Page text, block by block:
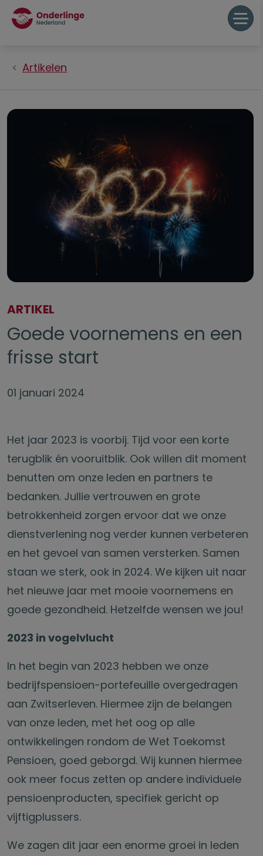
Artikelen
ARTIKEL
Goede voornemens en een
frisse start
01 januari 2024
Het jaar 2023 is voorbij. Tijd voor een korte
terugblik én vooruitblik. Ook willen dit moment
benutten om onze leden en partners te
bedanken. Jullie vertrouwen en grote
betrokkenheid zorgen ervoor dat we onze
dienstverlening nog verder kunnen verbeteren
en het gevoel van samen versterken. Samen
staan we sterk, ook in 2024. We kijken uit naar
het nieuwe jaar met mooie voornemens en
goede gezondheid. Hetzelfde wensen we jou!
2023 in vogelvlucht
In het begin van 2023 hebben we onze
bedrijfspensioen-portefeuille overgedragen
aan Zwitserleven. Hiermee zijn de belangen
van onze leden, met het oog op alle
ontwikkelingen rondom de Wet Toekomst
Pensioen, goed geborgd. Wij kunnen hiermee
ook meer focus zetten op andere individuele
pensioenproducten, specifiek gericht op
vijftigplussers.
We zagen dit jaar een enorme groei in leden